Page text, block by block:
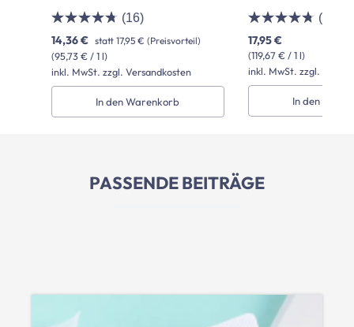
(16)
(95,73 € / 1 l)
14,36 € statt 17,95 € (Preisvorteil)
inkl. MwSt. zzgl. Versandkosten
In den Warenkorb
(27)
(119,67 € / 1 l)
17,95 €
inkl. MwSt. zzgl.
In den
PASSENDE BEITRÄGE